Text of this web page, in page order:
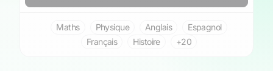
Maths Physique Anglais
Espagnol
Français
Histoire +20